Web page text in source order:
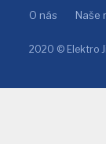
O nás Naše
2020 © Elektro